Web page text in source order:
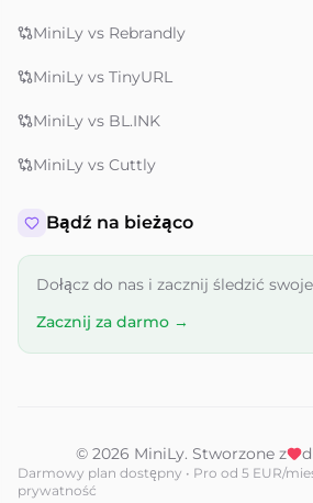
MiniLy vs Rebrandly
MiniLy vs TinyURL
MiniLy vs BL.INK
MiniLy vs Cuttly
Bądź na bieżąco
Dołącz do nas i zacznij śledzić
Zacznij za darmo →
© 2026 MiniLy. Stworzone z
Darmowy plan dostępny • Pro od 5 EUR/
prywatność